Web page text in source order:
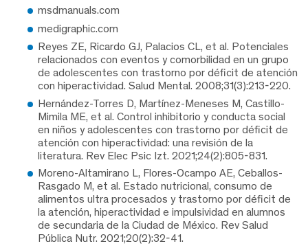
msdmanuals.com
medigraphic.com
Reyes ZE, Ricardo GJ, Palacios CL, et al. Potenciales
relacionados con eventos y comorbilidad en un grupo
de adolescentes con trastorno por déficit de atención
con hiperactividad. Salud Mental. 2008;31(3):213-220.
Hernández-Torres D, Martínez-Meneses M, Castillo-
Mimila ME, et al. Control inhibitorio y conducta social
en niños y adolescentes con trastorno por déficit de
atención con hiperactividad: una revisión de la
literatura. Rev Elec Psic Izt. 2021;24(2):805-831.
Moreno-Altamirano L, Flores-Ocampo AE, Ceballos-
Rasgado M, et al. Estado nutricional, consumo de
alimentos ultra procesados y trastorno por déficit de
la atención, hiperactividad e impulsividad en alumnos
de secundaria de la Ciudad de México. Rev Salud
Pública Nutr. 2021;20(2):32-41.